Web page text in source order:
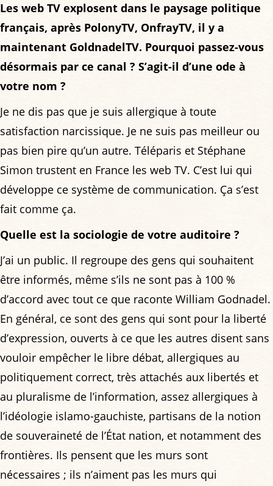
Les web TV explosent dans le paysage politique
français, après PolonyTV, OnfrayTV, il y a
maintenant GoldnadelTV. Pourquoi passez-vous
désormais par ce canal ? S’agit-il d’une ode à
votre nom ?
Je ne dis pas que je suis allergique à toute
satisfaction narcissique. Je ne suis pas meilleur ou
pas bien pire qu’un autre. Téléparis et Stéphane
Simon trustent en France les web TV. C’est lui qui
développe ce système de communication. Ça s’est
fait comme ça.
Quelle est la sociologie de votre auditoire ?
J’ai un public. Il regroupe des gens qui souhaitent
être informés, même s’ils ne sont pas à 100 %
d’accord avec tout ce que raconte William Godnadel.
En général, ce sont des gens qui sont pour la liberté
d’expression, ouverts à ce que les autres disent sans
vouloir empêcher le libre débat, allergiques au
politiquement correct, très attachés aux libertés et
au pluralisme de l’information, assez allergiques à
l’idéologie islamo-gauchiste, partisans de la notion
de souveraineté de l’État nation, et notamment des
frontières. Ils pensent que les murs sont
nécessaires ; ils n’aiment pas les murs qui